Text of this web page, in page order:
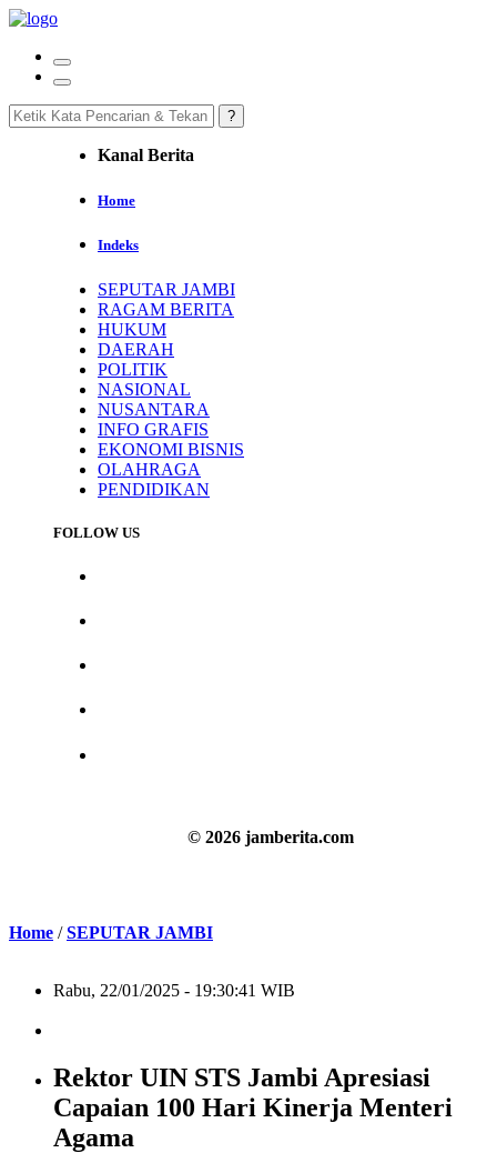
Kanal Berita
Home
Indeks
SEPUTAR JAMBI
RAGAM BERITA
HUKUM
DAERAH
POLITIK
NASIONAL
NUSANTARA
INFO GRAFIS
EKONOMI BISNIS
OLAHRAGA
PENDIDIKAN
FOLLOW US
© 2026 jamberita.com
Home /SEPUTAR JAMBI
Rabu, 22/01/2025 - 19:30:41 WIB
Rektor UIN STS Jambi Apresiasi
Capaian 100 Hari Kinerja Menteri
Agama